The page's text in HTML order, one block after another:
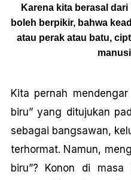
Karena kita berasal
boleh berpikir, bahwa
atau perak atau batu,
Kita pernah
biru” yang ditujukan
sebagai bangsawan,
terhormat. Namun,
biru”? Konon di